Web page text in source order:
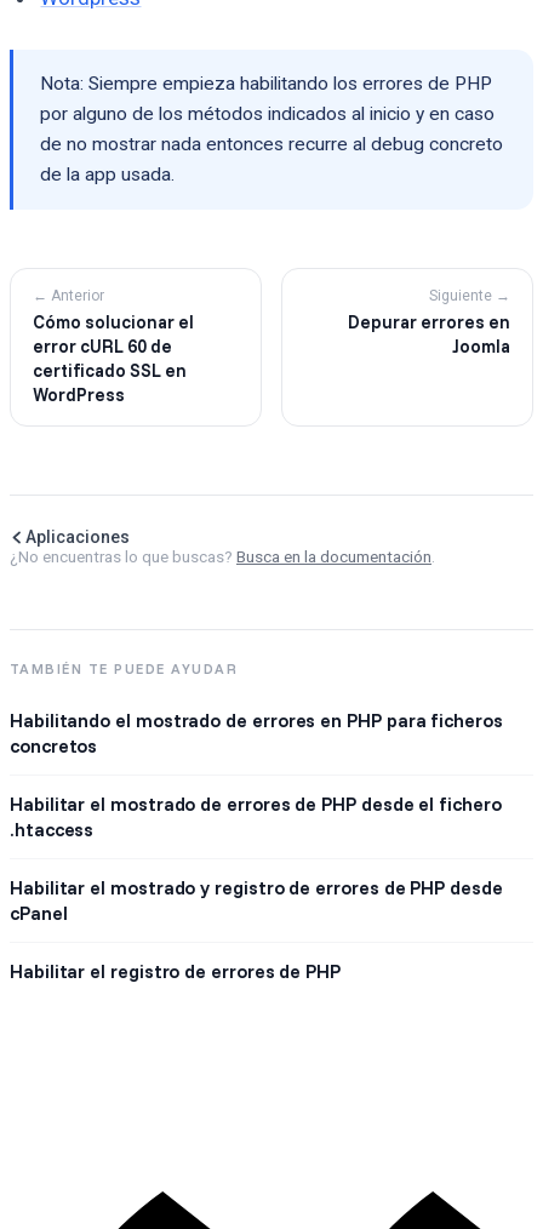
Nota: Siempre empieza habilitando los errores de PHP
por alguno de los métodos indicados al inicio y en caso
de no mostrar nada entonces recurre al debug concreto
de la app usada.
← Anterior
Cómo solucionar el
error cURL 60 de
certificado SSL en
WordPress
Siguiente →
Depurar errores en
Joomla
Aplicaciones
¿No encuentras lo que buscas? Busca en la documentación.
TAMBIÉN TE PUEDE AYUDAR
Habilitando el mostrado de errores en PHP para ficheros
concretos
Habilitar el mostrado de errores de PHP desde el fichero
.htaccess
Habilitar el mostrado y registro de errores de PHP desde
cPanel
Habilitar el registro de errores de PHP